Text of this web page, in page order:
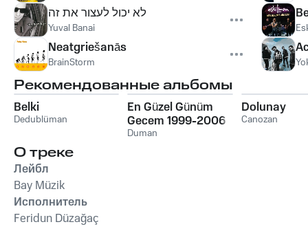
לא יכול לעצור את זה
Yuval Banai
Neatgriešanās
BrainStorm
Рекомендованные альбомы
Belki
Dedublüman
En Güzel Günüm
Gecem 1999-2006
Duman
Dolunay
Canozan
О треке
Лейбл
Bay Müzik
Исполнитель
Feridun Düzağaç